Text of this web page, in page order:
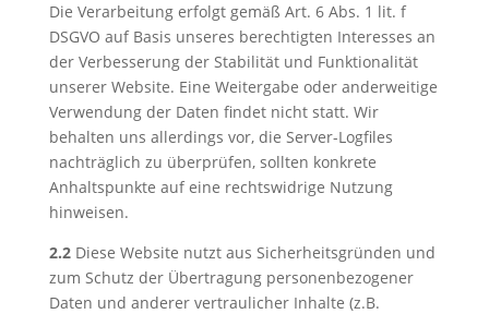
Die Verarbeitung erfolgt gemäß Art. 6 Abs. 1 lit. f
DSGVO auf Basis unseres berechtigten Interesses an
der Verbesserung der Stabilität und Funktionalität
unserer Website. Eine Weitergabe oder anderweitige
Verwendung der Daten findet nicht statt. Wir
behalten uns allerdings vor, die Server-Logfiles
nachträglich zu überprüfen, sollten konkrete
Anhaltspunkte auf eine rechtswidrige Nutzung
hinweisen.
2.2Diese Website nutzt aus Sicherheitsgründen und
zum Schutz der Übertragung personenbezogener
Daten und anderer vertraulicher Inhalte (z.B.